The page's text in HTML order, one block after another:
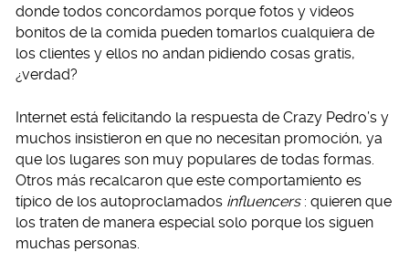
donde todos concordamos porque fotos y videos
bonitos de la comida pueden tomarlos cualquiera de
los clientes y ellos no andan pidiendo cosas gratis,
¿verdad?
Internet está felicitando la respuesta de Crazy Pedro’s y
muchos insistieron en que no necesitan promoción, ya
que los lugares son muy populares de todas formas.
Otros más recalcaron que este comportamiento es
típico de los autoproclamados influencers : quieren que
los traten de manera especial solo porque los siguen
muchas personas.